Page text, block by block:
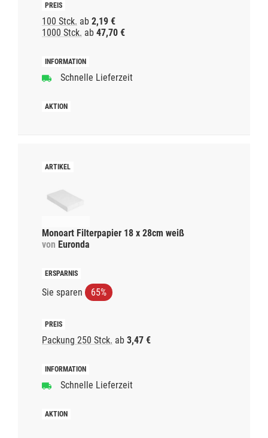
100 Stck. ab 2,19 €
1000 Stck. ab 47,70 €
Schnelle Lieferzeit
Monoart Filterpapier 18 x 28cm weiß
von Euronda
Sie sparen 65%
Packung 250 Stck. ab 3,47 €
Schnelle Lieferzeit